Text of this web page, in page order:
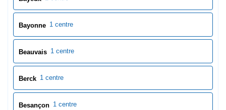
Bayonne 1 centre
Beauvais 1 centre
Berck 1 centre
Besançon 1 centre